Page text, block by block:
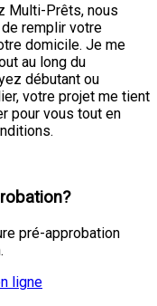
Multi-Prêts, nous
remplir votre
domicile. Je me
au long du
débutant ou
votre projet me tient
pour vous tout en
pré-approbation
ligne